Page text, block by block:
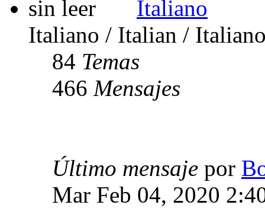
Italiano
Italiano / Italian /
84 Temas
466 Mensajes
Último mensaje por
Mar Feb 04, 2020